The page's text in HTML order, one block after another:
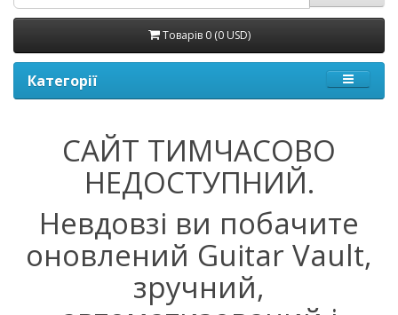
Товарів 0 (0 USD)
Категорії
САЙТ ТИМЧАСОВО
НЕДОСТУПНИЙ.
Невдовзі ви побачите
оновлений Guitar Vault,
зручний,